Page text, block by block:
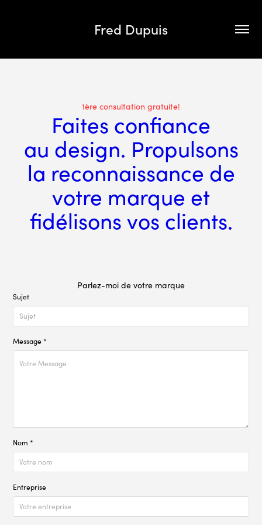
Fred Dupuis
1ère consultation gratuite!
Faites confiance
au design. Propulsons
la reconnaissance de
votre marque et
fidélisons vos clients.
Parlez-moi de votre marque
Sujet
Message *
Nom *
Entreprise